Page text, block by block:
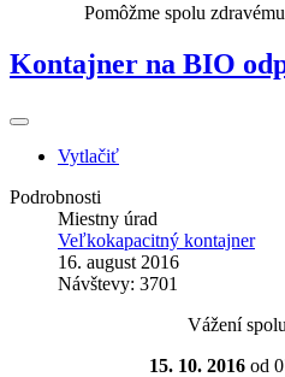
Pomôžme spolu
Kontajner na BIO
Vytlačiť
Podrobnosti
Miestny úrad
Veľkokapacitný kontajner
16. august 2016
Návštevy: 3701
Vážení
15. 10. 2016 od